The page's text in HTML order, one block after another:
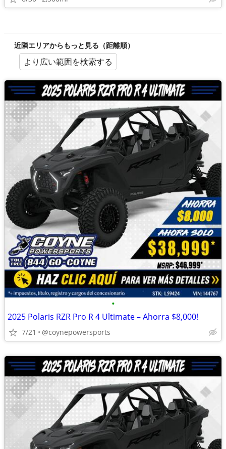
近隣エリアからもっと見る（距離順）
より広い範囲を検索する
•
2025 Polaris RZR Pro R 4 Ultimate – Ahorra $8,000!
7/21 @coynepowersports